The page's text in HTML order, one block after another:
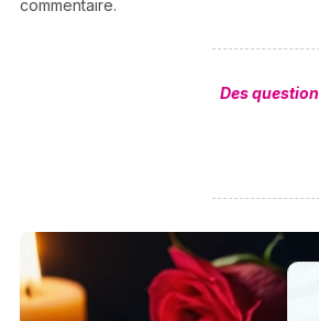
commentaire.
Des